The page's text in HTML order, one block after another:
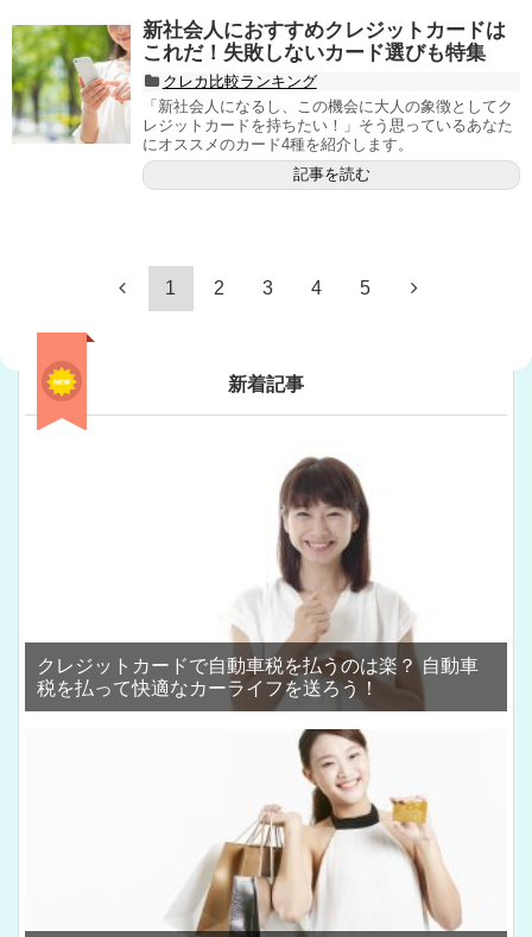
新社会人におすすめクレジットカードは
これだ！失敗しないカード選びも特集
クレカ比較ランキング
「新社会人になるし、この機会に大人の象徴としてク
レジットカードを持ちたい！」そう思っているあなた
にオススメのカード4種を紹介します。
記事を読む
1 2 3 4 5
新着記事
クレジットカードで自動車税を払うのは楽？ 自動車
税を払って快適なカーライフを送ろう！